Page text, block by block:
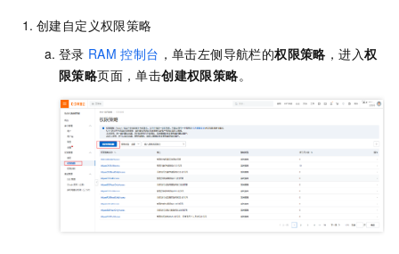
创建自定义权限策略
登录 RAM 控制台 ，单击左侧导航栏的权限策略 ，进入权
限策略页面，单击创建权限策略。